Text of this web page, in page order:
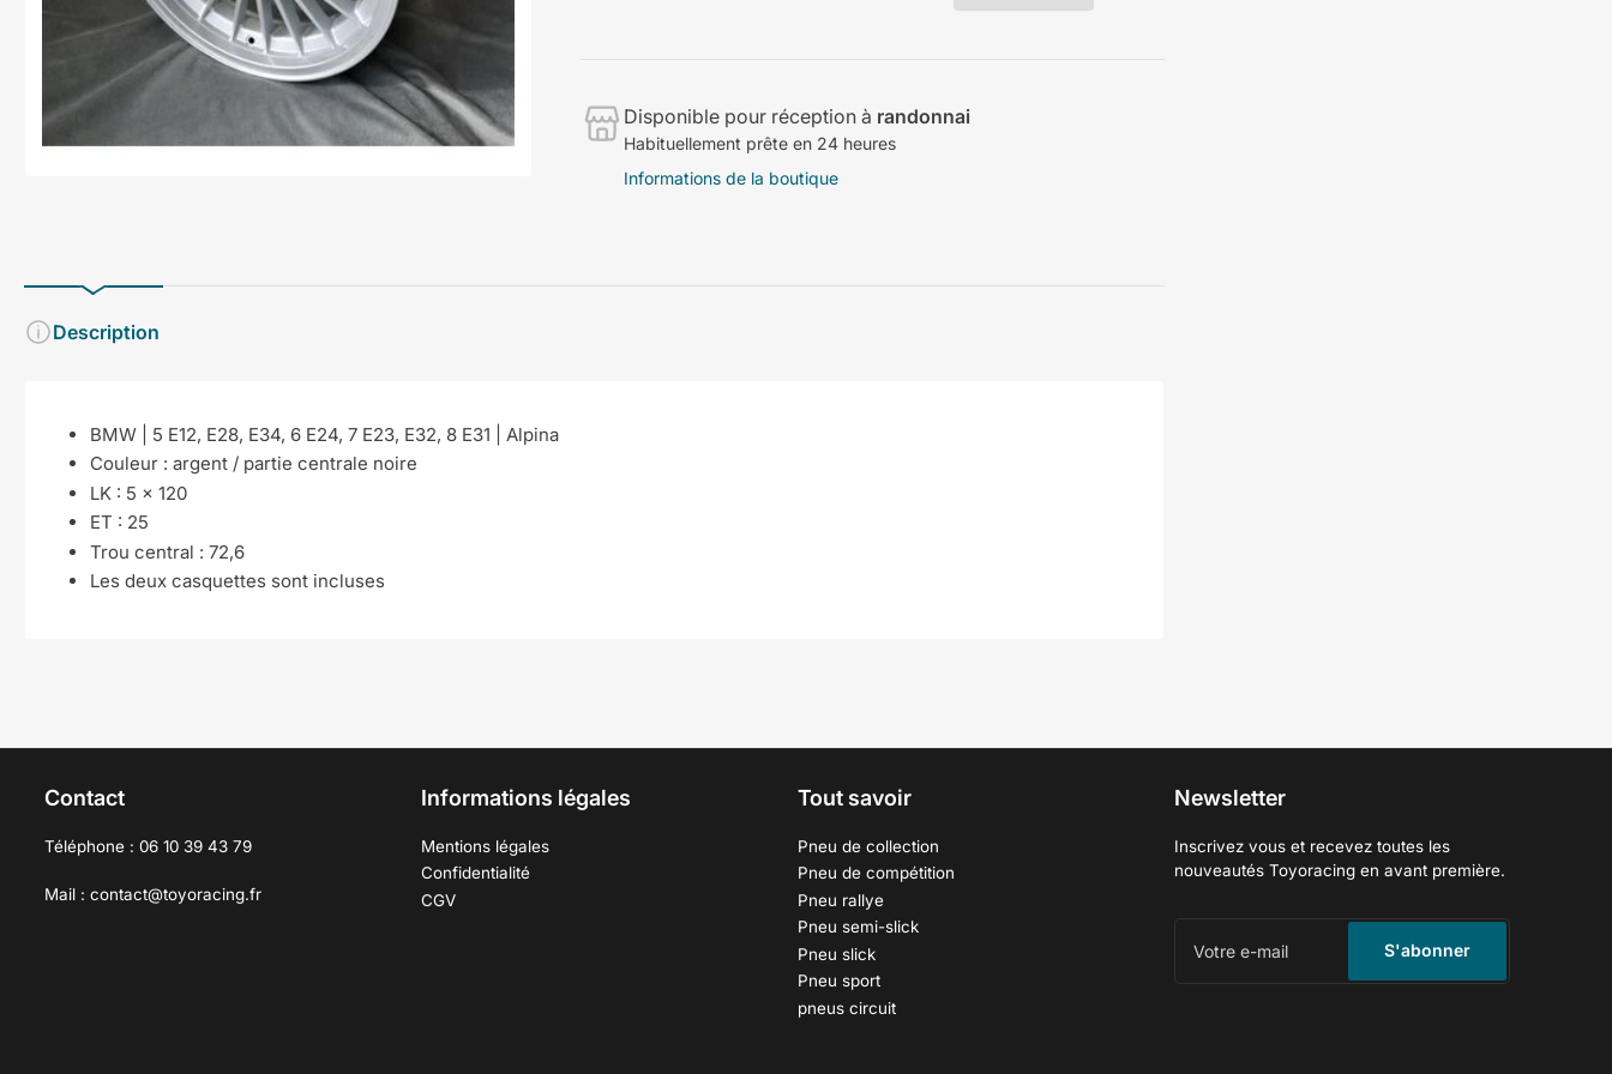
en
modal
Disponible pour réception à randonnai
Habituellement prête en 24 heures
Informations de la boutique
Description
BMW | 5 E12, E28, E34, 6 E24, 7 E23, E32, 8 E31 | Alpina
Couleur : argent / partie centrale noire
LK : 5 x 120
ET : 25
Trou central : 72,6
Les deux casquettes sont incluses
Contact
Téléphone : 06 10 39 43 79
Mail : contact@toyoracing.fr
Informations légales
Mentions légales
Confidentialité
CGV
Tout savoir
Pneu de collection
Pneu de compétition
Pneu rallye
Pneu semi-slick
Pneu slick
Pneu sport
pneus circuit
Newsletter
Inscrivez vous et recevez toutes les
nouveautés Toyoracing en avant première.
S'abonner